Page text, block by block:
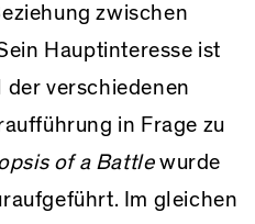
zwischen
Hauptinteresse ist
der verschiedenen
in Frage zu
of a Battlewurde
Im gleichen